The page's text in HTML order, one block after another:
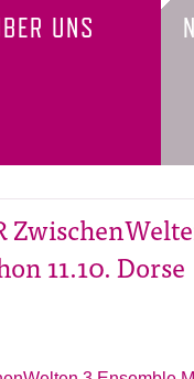
UNS
11.10. Dorse